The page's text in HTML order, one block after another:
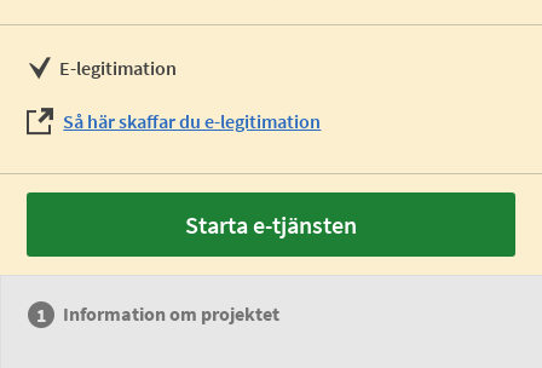
E-legitimation
Så här skaffar du e-legitimation
Starta e-tjänsten
Information om projektet